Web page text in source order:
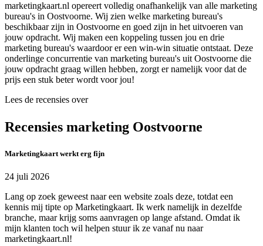
marketingkaart.nl opereert volledig onafhankelijk van alle marketing
bureau's in Oostvoorne. Wij zien welke marketing bureau's
beschikbaar zijn in Oostvoorne en goed zijn in het uitvoeren van
jouw opdracht. Wij maken een koppeling tussen jou en drie
marketing bureau's waardoor er een win-win situatie ontstaat. Deze
onderlinge concurrentie van marketing bureau's uit Oostvoorne die
jouw opdracht graag willen hebben, zorgt er namelijk voor dat de
prijs een stuk beter wordt voor jou!
Lees de recensies over
Recensies marketing Oostvoorne
Marketingkaart werkt erg fijn
24 juli 2026
Lang op zoek geweest naar een website zoals deze, totdat een
kennis mij tipte op Marketingkaart. Ik werk namelijk in dezelfde
branche, maar krijg soms aanvragen op lange afstand. Omdat ik
mijn klanten toch wil helpen stuur ik ze vanaf nu naar
marketingkaart.nl!